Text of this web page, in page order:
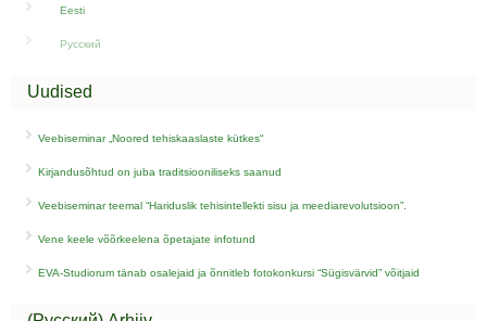
Eesti
Русский
Uudised
Veebiseminar „Noored tehiskaaslaste kütkes“
Kirjandusõhtud on juba traditsiooniliseks saanud
Veebiseminar teemal “Hariduslik tehisintellekti sisu ja meediarevolutsioon”.
Vene keele võõrkeelena õpetajate infotund
EVA-Studiorum tänab osalejaid ja õnnitleb fotokonkursi “Sügisvärvid” võitjaid